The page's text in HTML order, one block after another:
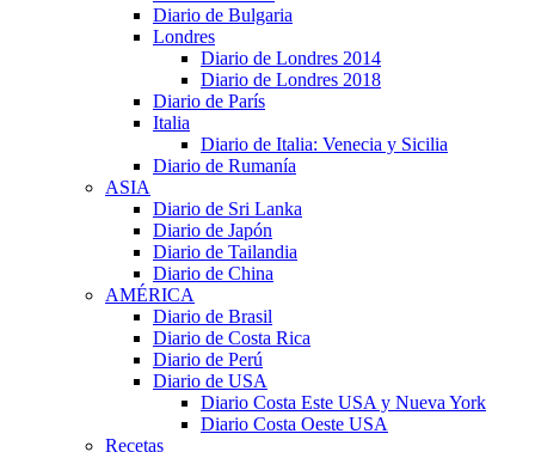
Diario de Bulgaria
Londres
Diario de Londres 2014
Diario de Londres 2018
Diario de París
Italia
Diario de Italia: Venecia y Sicilia
Diario de Rumanía
ASIA
Diario de Sri Lanka
Diario de Japón
Diario de Tailandia
Diario de China
AMÉRICA
Diario de Brasil
Diario de Costa Rica
Diario de Perú
Diario de USA
Diario Costa Este USA y Nueva York
Diario Costa Oeste USA
Recetas